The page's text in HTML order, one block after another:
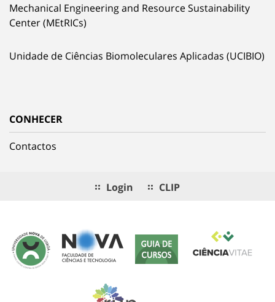
Mechanical Engineering and Resource Sustainability
Center (MEtRICs)
Unidade de Ciências Biomoleculares Aplicadas (UCIBIO)
CONHECER
Contactos
Login CLIP